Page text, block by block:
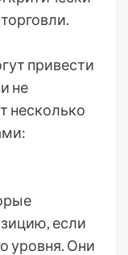
привести
не
несколько
если
уровня. Они